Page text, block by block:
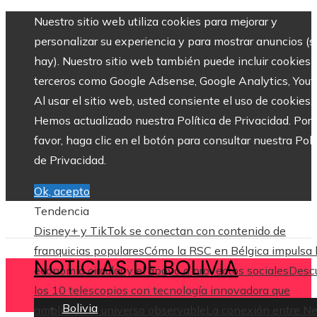
Nuestro sitio web utiliza cookies para mejorar y
personalizar su experiencia y para mostrar anuncios
hay). Nuestro sitio web también puede incluir cookies
terceros como Google Adsense, Google Analytics,
Al usar el sitio web, usted consiente el uso de cookies.
Hemos actualizado nuestra Política de Privacidad. Por
favor, haga clic en el botón para consultar nuestra
de Privacidad.
Ok, acepto
Tendencia
Disney+ y TikTok se conectan con contenido de
franquicias popularesCómo la RSC en Bélgica impulsa
economía circular y el apoyo a proyectos sociales
los 10 telescopios con tecnología innovadora que
ampliaron el universo observable La conexión entre
NOTICIAS DE BOLIVIA
Bolivia